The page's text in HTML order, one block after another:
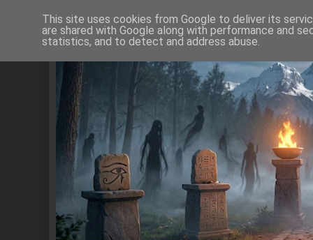
This site uses cookies from Google to deliver its
are shared with Google along with performance and
statistics, and to detect and address abuse.